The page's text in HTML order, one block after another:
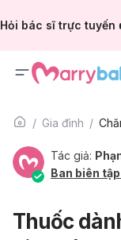
Hỏi bác sĩ trực tuyến
Gia đình
Tác giả:
Ban biên
Thuốc